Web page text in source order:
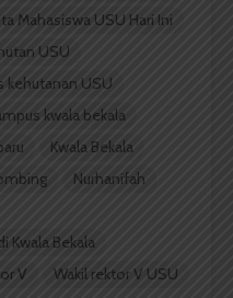
Mahasiswa USU Hari Ini
USU
kehutanan USU
kwala bekala
Kwala Bekala
Nurhanifah
Kwala Bekala
V Wakil rektor V USU